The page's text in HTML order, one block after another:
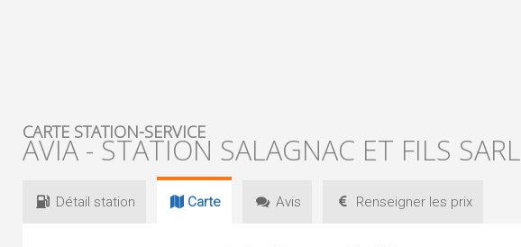
CARTE STATION-SERVICE
AVIA - STATION SALAGNAC ET FILS SARL
Détail station Carte Avis Renseigner les prix